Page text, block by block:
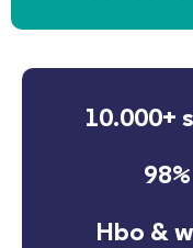
10.000+
Hbo &